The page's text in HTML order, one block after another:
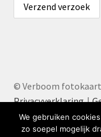
© Verboom
Privacyverklaring
WooCommerce.
We gebruiken
zo soepel mogelijk